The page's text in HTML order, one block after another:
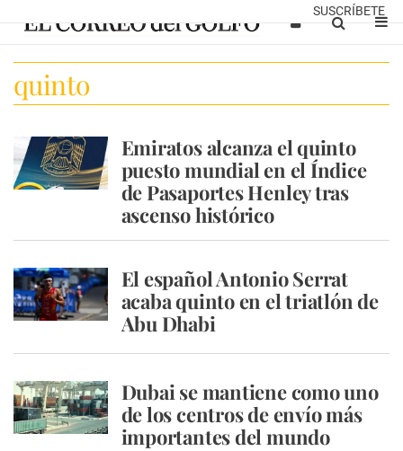
SUSCRÍBETE
quinto
Emiratos alcanza el quinto
puesto mundial en el Índice
de Pasaportes Henley tras
ascenso histórico
El español Antonio Serrat
acaba quinto en el triatlón de
Abu Dhabi
Dubai se mantiene como uno
de los centros de envío más
importantes del mundo